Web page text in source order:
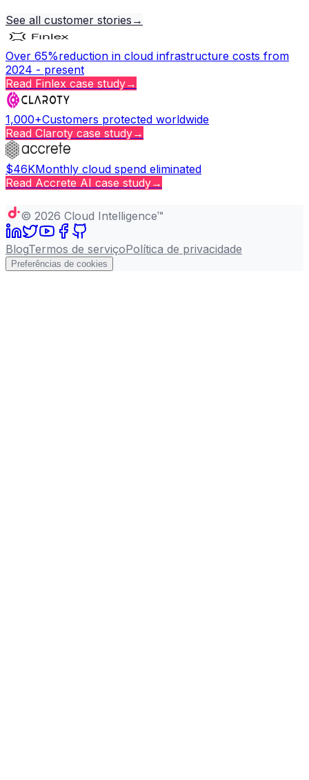
See all customer stories →
Over 65%reduction in cloud infrastructure costs from
2024 - present
Read Finlex case study→
1,000+Customers protected worldwide
Read Claroty case study→
$46KMonthly cloud spend eliminated
Read Accrete AI case study→
© 2026 Cloud Intelligence™
BlogTermos de serviçoPolítica de privacidade
Preferências de cookies